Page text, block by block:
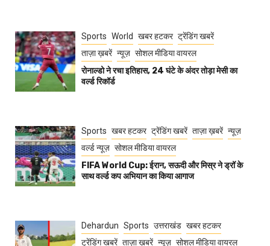
Sports World खबर हटकर ट्रेंडिंग खबरें
ताज़ा ख़बरें न्यूज़ सोशल मीडिया वायरल
रोनाल्डो ने रचा इतिहास, 24 घंटे के अंदर तोड़ा मेसी का
वर्ल्ड रिकॉर्ड
Sports खबर हटकर ट्रेंडिंग खबरें ताज़ा ख़बरें न्यूज़
वर्ल्ड न्यूज़ सोशल मीडिया वायरल
FIFA World Cup: ईरान, सऊदी और मिस्र ने ड्रॉ के
साथ वर्ल्ड कप अभियान का किया आगाज
Dehardun Sports उत्तराखंड खबर हटकर
ट्रेंडिंग खबरें ताज़ा ख़बरें न्यूज़ सोशल मीडिया वायरल